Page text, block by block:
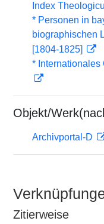
Index
* Personen in
biographischen
[1804-1825]
* Internationales
Objekt/
Archivportal-D
Zitierweise